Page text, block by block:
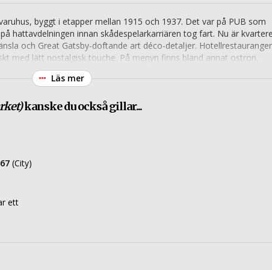
byggt i etapper mellan 1915 och 1937. Det var på PUB som
hattavdelningen innan skådespelarkarriären tog fart. Nu är
och Great Gatsby-doftande art déco-detaljer.
med lätt nostalgisk touche. På menyn finns bland annat ostron,
Läs mer
kanske du också gillar...
(City)
ett